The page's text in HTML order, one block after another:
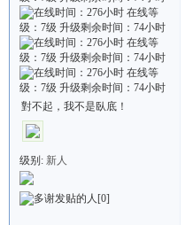
對不起，我不是臥底！
级别: 新人
[0]